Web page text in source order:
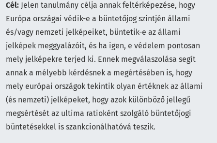
Cél: Jelen tanulmány célja annak feltérképezése, hogy
Európa országai védik-e a büntetőjog szintjén állami
és/vagy nemzeti jelképeiket, büntetik-e az állami
jelképek meggyalázóit, és ha igen, e védelem pontosan
mely jelképekre terjed ki. Ennek megválaszolása segít
annak a mélyebb kérdésnek a megértésében is, hogy
mely európai országok tekintik olyan értéknek az állami
(és nemzeti) jelképeket, hogy azok különböző jellegű
megsértését az ultima ratioként szolgáló büntetőjogi
büntetésekkel is szankcionálhatóvá teszik.